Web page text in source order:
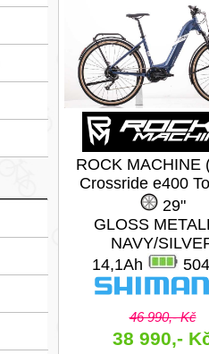
ROCK MACHINE
Crossride e400
29"
GLOSS
NAVY/
14,1Ah
46 990,- Kč
38 990,-